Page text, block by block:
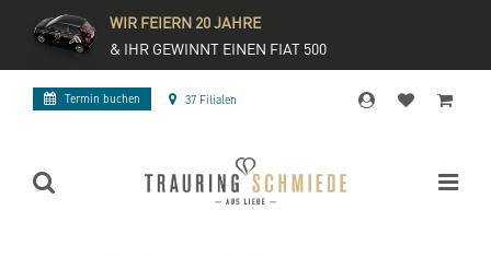
WIR FEIERN 20 JAHRE
& IHR GEWINNT EINEN FIAT 500
Termin buchen 37 Filialen